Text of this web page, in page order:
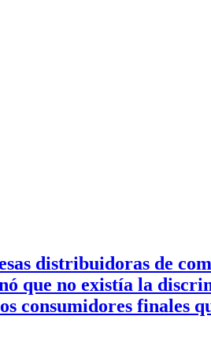
distribuidoras de
que no existía la
consumidores finales